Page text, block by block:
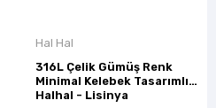
Hal Hal
316L Çelik Gümüş Renk
Minimal Kelebek Tasarımlı
Halhal - Lisinya